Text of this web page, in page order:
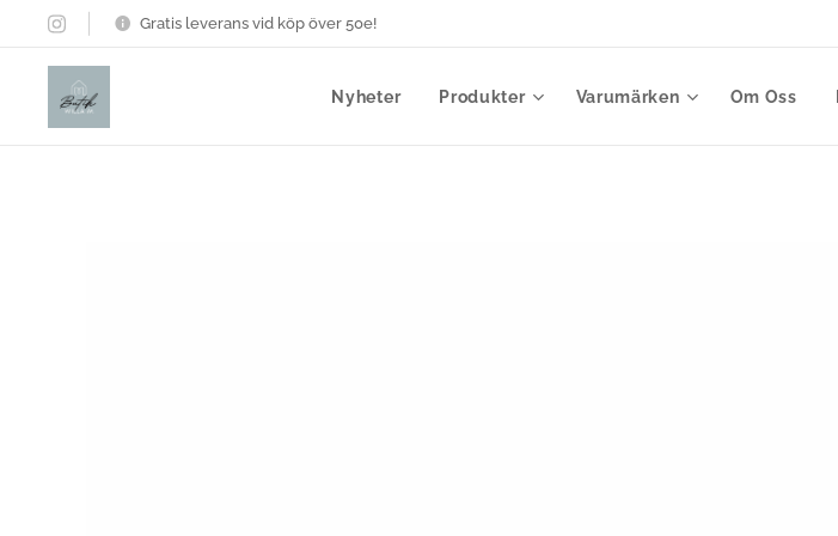
Gratis leverans vid köp över 50e!
Nyheter Produkter Varumärken Om Oss